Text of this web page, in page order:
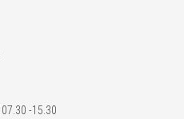
07.30 -15.30